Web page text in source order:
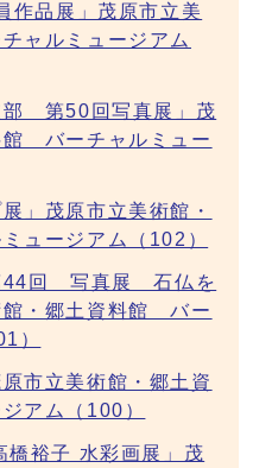
作品展」茂原市立美
ャルミュージアム
部 第50回写真展」茂
館 バーチャルミュー
」茂原市立美術館・
ュージアム（102）
44回 写真展 石仏を
館・郷土資料館 バー
）
市立美術館・郷土資
アム（100）
裕子 水彩画展」茂